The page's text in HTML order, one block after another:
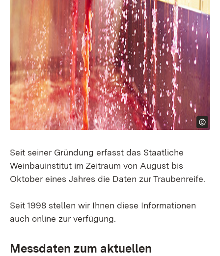
Seit seiner Gründung erfasst das Staatliche
Weinbauinstitut im Zeitraum von August bis
Oktober eines Jahres die Daten zur Traubenreife.
Seit 1998 stellen wir Ihnen diese Informationen
auch online zur verfügung.
Messdaten zum aktuellen